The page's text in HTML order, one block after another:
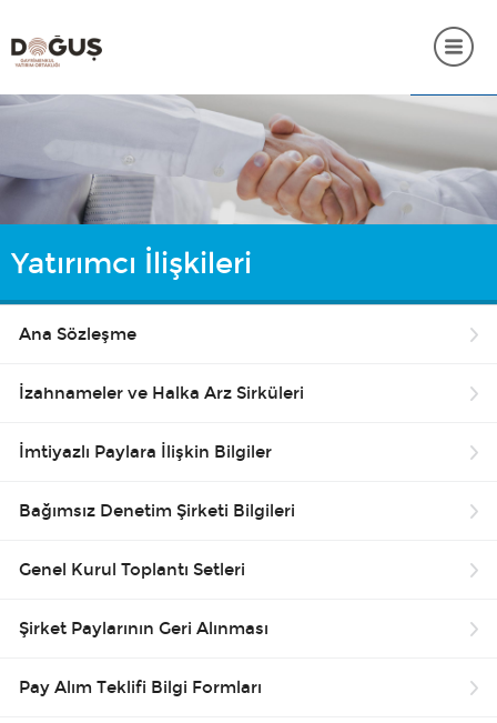
KURUMSAL
PORTFÖY BİLGİLERİ
YATIRIMCI İLİŞKİLERİ
İLETİŞİM
Yatırımcı İlişkileri
Ana Sözleşme
İzahnameler ve Halka Arz Sirküleri
İmtiyazlı Paylara İlişkin Bilgiler
Bağımsız Denetim Şirketi Bilgileri
Genel Kurul Toplantı Setleri
Şirket Paylarının Geri Alınması
Pay Alım Teklifi Bilgi Formları